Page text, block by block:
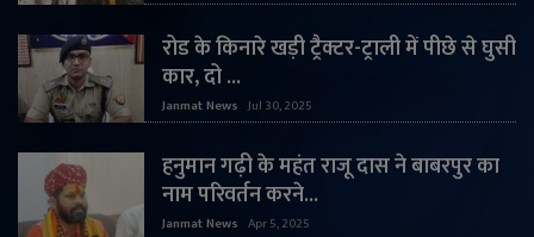
रोड के किनारे खड़ी ट्रैक्टर-ट्राली में पीछे से घुसी
कार, दो ...
Janmat News Jul 30, 2025
हनुमान गढ़ी के महंत राजू दास ने बाबरपुर का
नाम परिवर्तन करने...
Janmat News Apr 5, 2025